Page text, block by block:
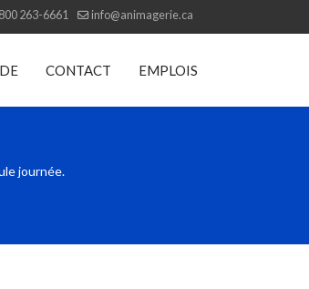
263-6661 info@animagerie.ca
CONTACT EMPLOIS
journée.